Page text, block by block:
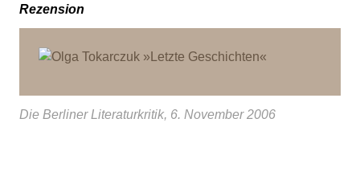
Rezension
Die Berliner Literaturkritik, 6. November 2006